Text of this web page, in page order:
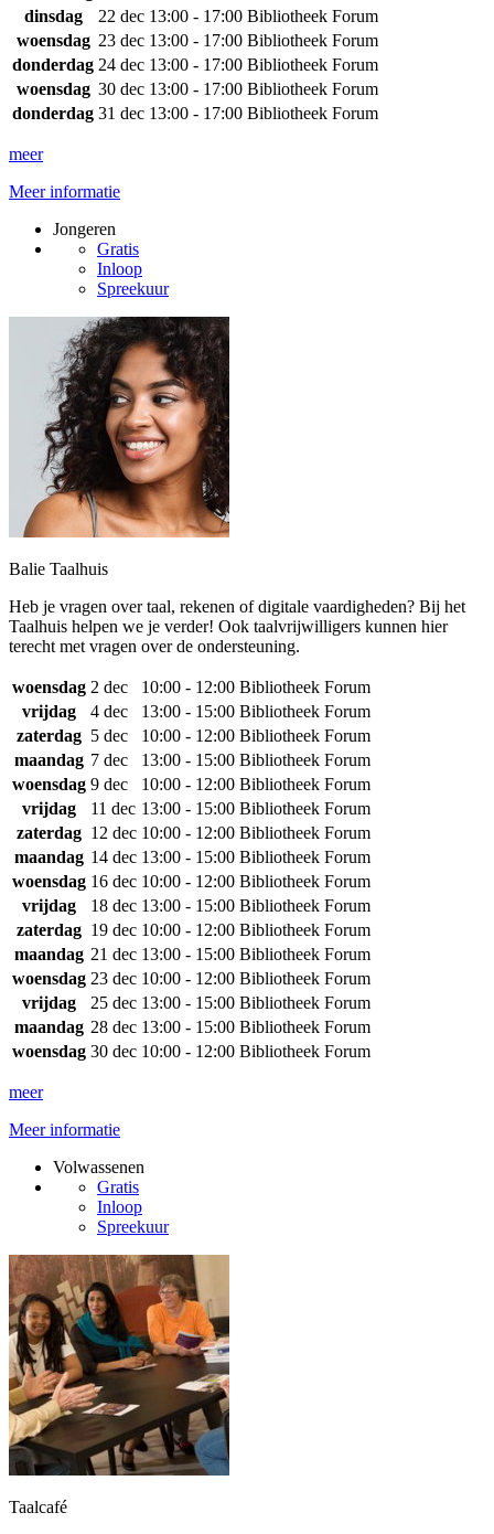
dinsdag
22 dec 13:00 - 17:00 Bibliotheek Forum
woensdag 23 dec 13:00 - 17:00 Bibliotheek Forum
donderdag 24 dec 13:00 - 17:00 Bibliotheek Forum
woensdag 30 dec 13:00 - 17:00 Bibliotheek Forum
donderdag 31 dec 13:00 - 17:00 Bibliotheek Forum
meer
Meer informatie
Jongeren
Gratis
Inloop
Spreekuur
Balie Taalhuis
Heb je vragen over taal, rekenen of digitale vaardigheden? Bij het
Taalhuis helpen we je verder! Ook taalvrijwilligers kunnen hier
terecht met vragen over de ondersteuning.
woensdag 2 dec 10:00 - 12:00 Bibliotheek Forum
vrijdag
4 dec 13:00 - 15:00 Bibliotheek Forum
zaterdag 5 dec 10:00 - 12:00 Bibliotheek Forum
maandag 7 dec 13:00 - 15:00 Bibliotheek Forum
woensdag 9 dec 10:00 - 12:00 Bibliotheek Forum
vrijdag
11 dec 13:00 - 15:00 Bibliotheek Forum
zaterdag 12 dec 10:00 - 12:00 Bibliotheek Forum
maandag 14 dec 13:00 - 15:00 Bibliotheek Forum
woensdag 16 dec 10:00 - 12:00 Bibliotheek Forum
vrijdag
18 dec 13:00 - 15:00 Bibliotheek Forum
zaterdag 19 dec 10:00 - 12:00 Bibliotheek Forum
maandag 21 dec 13:00 - 15:00 Bibliotheek Forum
woensdag 23 dec 10:00 - 12:00 Bibliotheek Forum
vrijdag
25 dec 13:00 - 15:00 Bibliotheek Forum
maandag 28 dec 13:00 - 15:00 Bibliotheek Forum
woensdag 30 dec 10:00 - 12:00 Bibliotheek Forum
meer
Meer informatie
Volwassenen
Gratis
Inloop
Spreekuur
Taalcafé